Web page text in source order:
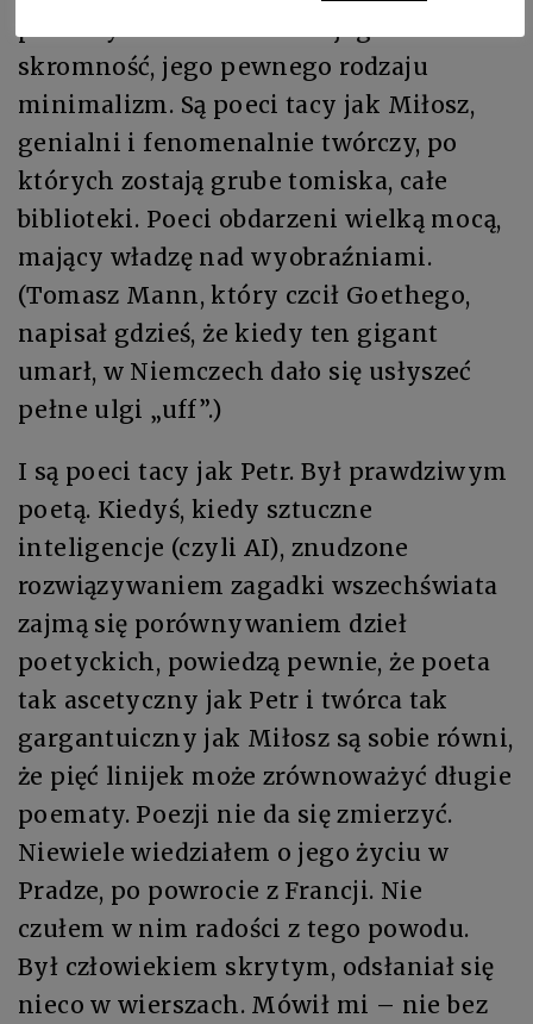
skromność, jego pewnego rodzaju
minimalizm. Są poeci tacy jak Miłosz,
genialni i fenomenalnie twórczy, po
których zostają grube tomiska, całe
biblioteki. Poeci obdarzeni wielką mocą,
mający władzę nad wyobraźniami.
(Tomasz Mann, który czcił Goethego,
napisał gdzieś, że kiedy ten gigant
umarł, w Niemczech dało się usłyszeć
pełne ulgi „uff”.)
I są poeci tacy jak Petr. Był prawdziwym
poetą. Kiedyś, kiedy sztuczne
inteligencje (czyli AI), znudzone
rozwiązywaniem zagadki wszechświata
zajmą się porównywaniem dzieł
poetyckich, powiedzą pewnie, że poeta
tak ascetyczny jak Petr i twórca tak
gargantuiczny jak Miłosz są sobie równi,
że pięć linijek może zrównoważyć długie
poematy. Poezji nie da się zmierzyć.
Niewiele wiedziałem o jego życiu w
Pradze, po powrocie z Francji. Nie
czułem w nim radości z tego powodu.
Był człowiekiem skrytym, odsłaniał się
nieco w wierszach. Mówił mi – nie bez